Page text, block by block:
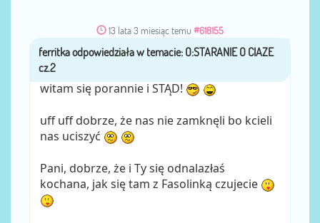
13 lata 3 miesiąc temu #618155
przezferritka
witam się porannie i STĄD!
uff uff dobrze, że nas nie zamknęli bo kcieli
nas uciszyć
Pani, dobrze, że i Ty się odnalazłaś
kochana, jak się tam z Fasolinką czujecie